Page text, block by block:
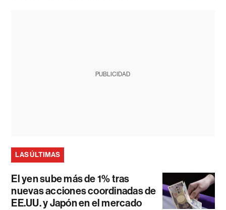
PUBLICIDAD
LAS ÚLTIMAS
El yen sube más de 1% tras
nuevas acciones coordinadas de
EE.UU. y Japón en el mercado